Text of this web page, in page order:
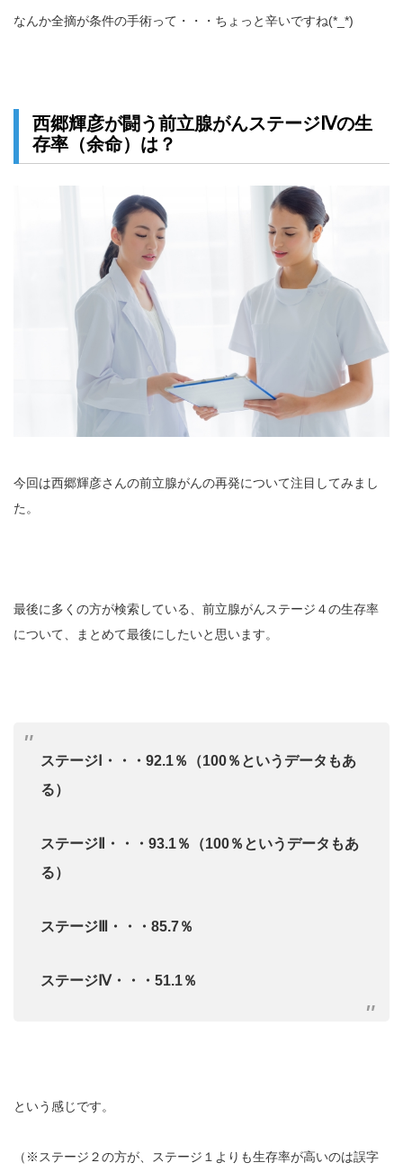
なんか全摘が条件の手術って・・・ちょっと辛いですね(*_*)
西郷輝彦が闘う前立腺がんステージⅣの生
存率（余命）は？
今回は西郷輝彦さんの前立腺がんの再発について注目してみまし
た。
最後に多くの方が検索している、前立腺がんステージ４の生存率
について、まとめて最後にしたいと思います。
ステージⅠ・・・92.1％（100％というデータもあ
る）
ステージⅡ・・・93.1％（100％というデータもあ
る）
ステージⅢ・・・85.7％
ステージⅣ・・・51.1％
という感じです。
（※ステージ２の方が、ステージ１よりも生存率が高いのは誤字